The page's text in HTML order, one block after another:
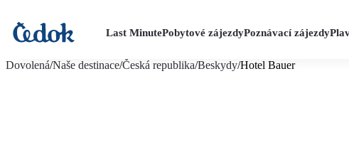
Last MinutePobytové zájezdyPoznávací zájezdy
Dovolená/Naše destinace/Česká republika/Beskydy/Hotel Bauer